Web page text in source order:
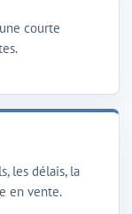
courte
les délais, la
en vente.